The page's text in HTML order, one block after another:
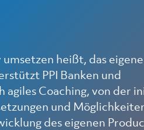
heißt, das
PPI Banken und
Coaching, von der
und
des eigenen